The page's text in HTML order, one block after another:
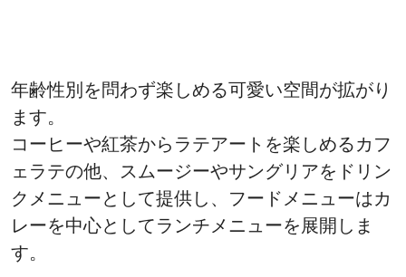
年齢性別を問わず楽しめる可愛い空間が拡がり
ます。
コーヒーや紅茶からラテアートを楽しめるカフ
ェラテの他、スムージーやサングリアをドリン
クメニューとして提供し、フードメニューはカ
レーを中心としてランチメニューを展開しま
す。